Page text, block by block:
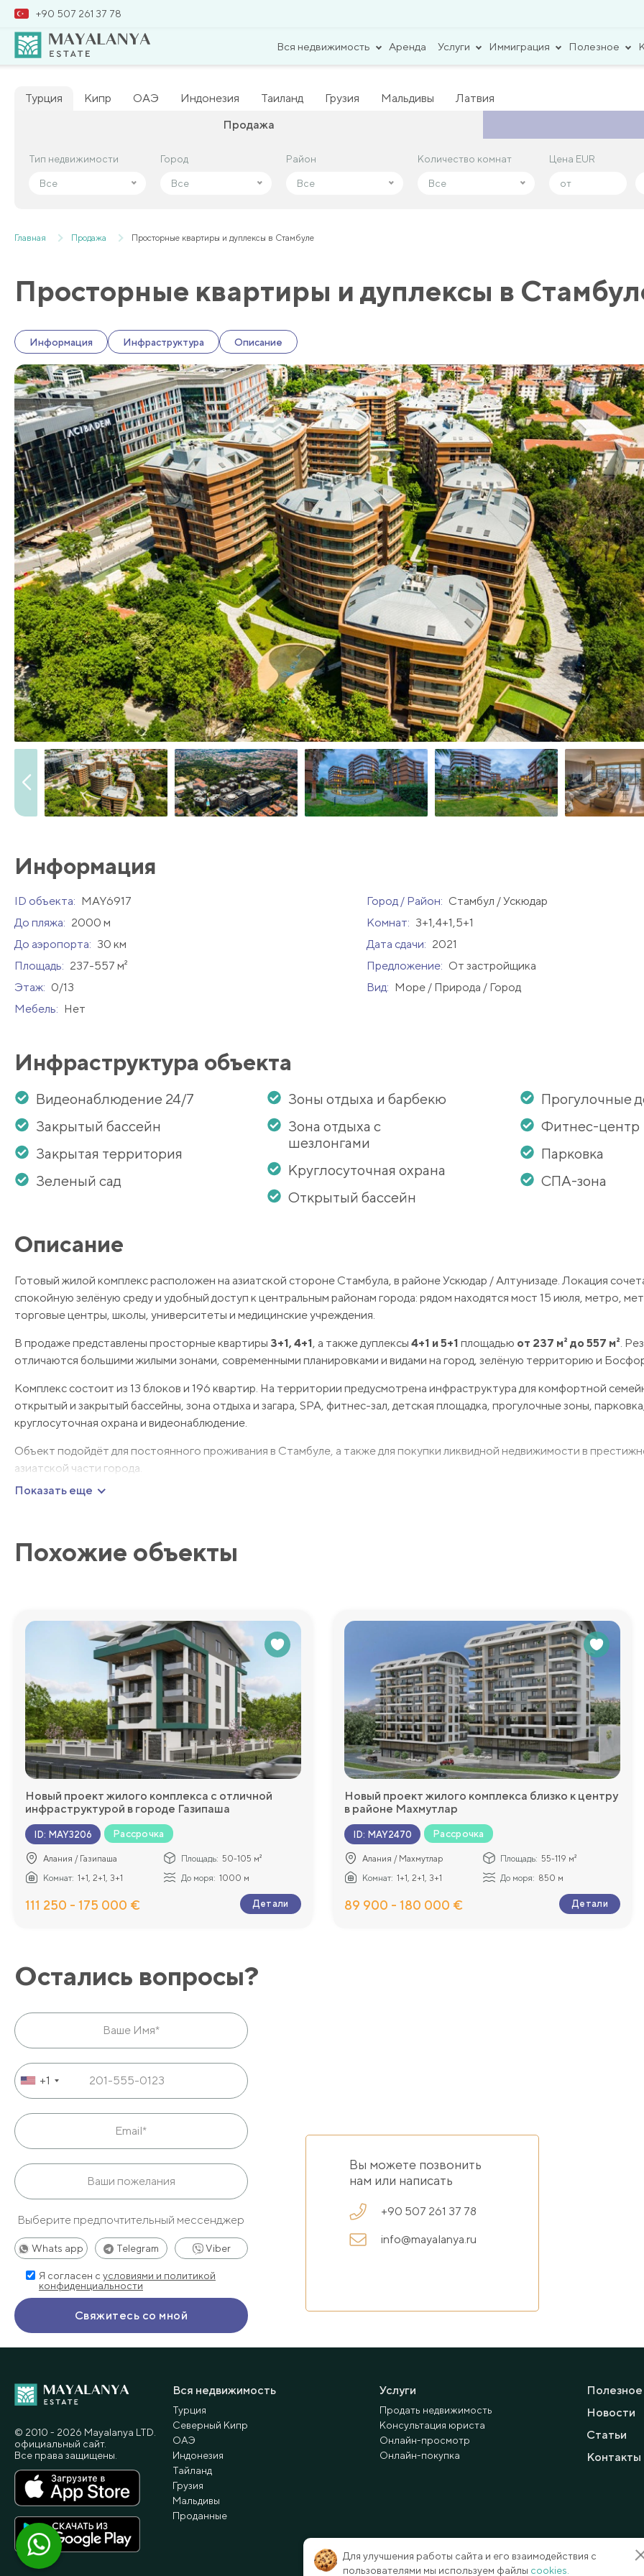
+90 507 261 37 78
Вся недвижимость Аренда Услуги Иммиграция Полезное
Турция Кипр ОАЭ Индонезия Таиланд Грузия Мальдивы
Латвия
Продажа
Тип недвижимости
Все
Город
Все
Район
Все
Количество комнат
Все
Цена EUR
Тип недвижимости
Все
Город
Все
Район
Все
Количество комнат
Все
Цена EUR
Главная Продажа Просторные квартиры и дуплексы в Стамбуле
Просторные квартиры и дуплексы в
Информация Инфраструктура Описание
Информация
ID объекта: MAY6917 Город / Район: Стамбул / Ускюдар
До пляжа: 2000 м Комнат: 3+1,4+1,5+1
До аэропорта: 30 км Дата сдачи: 2021
Площадь: 237-557 м² Предложение: От застройщика
Этаж: 0/13 Вид: Море / Природа / Город
Мебель: Нет
Инфраструктура объекта
Видеонаблюдение 24/7
Закрытый бассейн
Закрытая территория
Зеленый сад
Зоны отдыха и барбекю
Зона отдыха с
шезлонгами
Круглосуточная охрана
Открытый бассейн
Прогулочные
Фитнес-центр
Парковка
СПА-зона
Описание
Готовый жилой комплекс расположен на азиатской стороне Стамбула, в районе Ускюдар / Алтунизаде. Локация
спокойную зелёную среду и удобный доступ к центральным районам города: рядом находятся мост 15 июля, метро,
торговые центры, школы, университеты и медицинские учреждения.
В продаже представлены просторные квартиры 3+1, 4+1, а также дуплексы 4+1 и 5+1 площадью от 237 м² до 557 м².
отличаются большими жилыми зонами, современными планировками и видами на город, зелёную территорию и
Комплекс состоит из 13 блоков и 196 квартир. На территории предусмотрена инфраструктура для комфортной
открытый и закрытый бассейны, зона отдыха и загара, SPA, фитнес-зал, детская площадка, прогулочные зоны,
круглосуточная охрана и видеонаблюдение.
Объект подойдёт для постоянного проживания в Стамбуле, а также для покупки ликвидной недвижимости в
азиатской части города.
Показать еще
Похожие объекты
Новый проект жилого комплекса с отличной
инфраструктурой в городе Газипаша
ID: MAY3206 Рассрочка
Алания / Газипаша Площадь: 50-105 м²
Комнат: 1+1, 2+1, 3+1 До моря: 1000 м
111 250 - 175 000 € Детали
Новый проект жилого комплекса близко к центру
в районе Махмутлар
ID: MAY2470 Рассрочка
Алания / Махмутлар Площадь: 55-119 м²
Комнат: 1+1, 2+1, 3+1 До моря: 850 м
89 900 - 180 000 € Детали
Остались вопросы?
+1
Выберите предпочтительный мессенджер
Whats app Telegram Viber
Я согласен с условиями и политикой
конфиденциальности
Вы можете позвонить
нам или написать
+90 507 261 37 78
info@mayalanya.ru
Вся недвижимость
Турция
Северный Кипр
ОАЭ
Индонезия
Тайланд
Грузия
Мальдивы
Проданные
Услуги
Продать недвижимость
Консультация юриста
Онлайн-просмотр
Онлайн-покупка
Полезное
Новости
Статьи
Контакты
© 2010 - 2026 Мayalanya LTD.
официальный сайт.
Все права защищены.
Для улучшения работы сайта и его взаимодействия с
пользователями мы используем файлы cookies.